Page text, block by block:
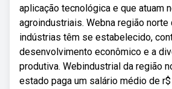
aplicação tecnológica e que atuam
agroindustriais. Webna região
indústrias têm se estabelecido,
desenvolvimento econômico e a
produtiva. Webindustrial da região
estado paga um salário médio de